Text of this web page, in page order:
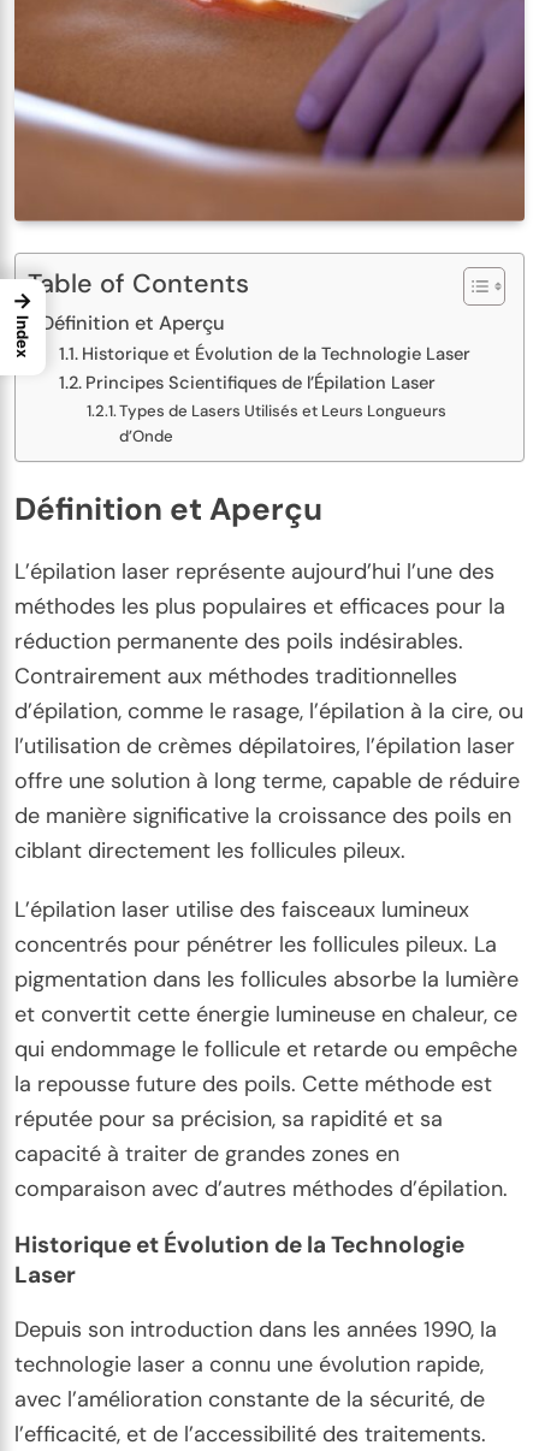
Table of Contents
Définition et Aperçu
Historique et Évolution de la Technologie Laser
Principes Scientifiques de l’Épilation Laser
Types de Lasers Utilisés et Leurs Longueurs
d’Onde
Définition et Aperçu
L’épilation laser représente aujourd’hui l’une des
méthodes les plus populaires et efficaces pour la
réduction permanente des poils indésirables.
Contrairement aux méthodes traditionnelles
d’épilation, comme le rasage, l’épilation à la cire, ou
l’utilisation de crèmes dépilatoires, l’épilation laser
offre une solution à long terme, capable de réduire
de manière significative la croissance des poils en
ciblant directement les follicules pileux.
L’épilation laser utilise des faisceaux lumineux
concentrés pour pénétrer les follicules pileux. La
pigmentation dans les follicules absorbe la lumière
et convertit cette énergie lumineuse en chaleur, ce
qui endommage le follicule et retarde ou empêche
la repousse future des poils. Cette méthode est
réputée pour sa précision, sa rapidité et sa
capacité à traiter de grandes zones en
comparaison avec d’autres méthodes d’épilation.
Historique et Évolution de la Technologie
Laser
Depuis son introduction dans les années 1990, la
technologie laser a connu une évolution rapide,
avec l’amélioration constante de la sécurité, de
l’efficacité, et de l’accessibilité des traitements.
→
Index